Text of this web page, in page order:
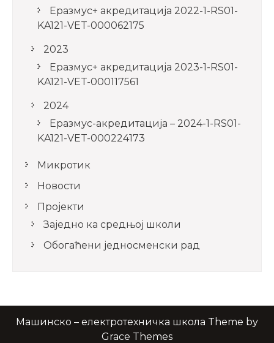
Еразмус+ акредитација 2022-1-RS01-
KA121-VET-000062175
2023
Еразмус+ акредитација 2023-1-RS01-
KA121-VET-000117561
2024
Еразмус-акредитација – 2024-1-RS01-
KA121-VET-000224173
Микротик
Новости
Пројекти
Заједно ка средњој школи
Обогаћени једносменски рад
Машинско – електротехничка школа Theme by
Grace Themes